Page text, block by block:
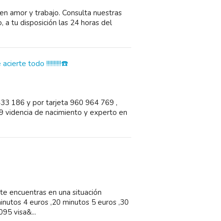
amor y trabajo. Consulta nuestras
a tu disposición las 24 horas del
todo !!!!!!!!!!☎️
186 y por tarjeta 960 964 769 ,
de nacimiento y experto en
encuentras en una situación
4 euros ,20 minutos 5 euros ,30
visa&...